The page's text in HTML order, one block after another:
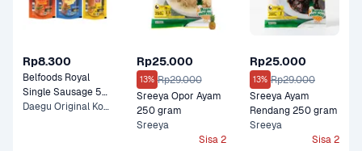
Rp8.300
Belfoods Royal
Single Sausage 55
gram
Daegu Original Korean, Nami Spicy Korean +1 Lainnya
Rp25.000
13% Rp29.000
Sreeya Opor Ayam
250 gram
Sreeya
Sisa 2
Rp25.000
13% Rp29.000
Sreeya Ayam
Rendang 250 gram
Sreeya
Sisa 2